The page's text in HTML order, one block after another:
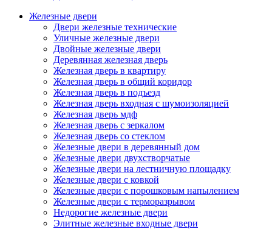
Железные двери
Двери железные технические
Уличные железные двери
Двойные железные двери
Деревянная железная дверь
Железная дверь в квартиру
Железная дверь в общий коридор
Железная дверь в подъезд
Железная дверь входная с шумоизоляцией
Железная дверь мдф
Железная дверь с зеркалом
Железная дверь со стеклом
Железные двери в деревянный дом
Железные двери двухстворчатые
Железные двери на лестничную площадку
Железные двери с ковкой
Железные двери с порошковым напылением
Железные двери с терморазрывом
Недорогие железные двери
Элитные железные входные двери